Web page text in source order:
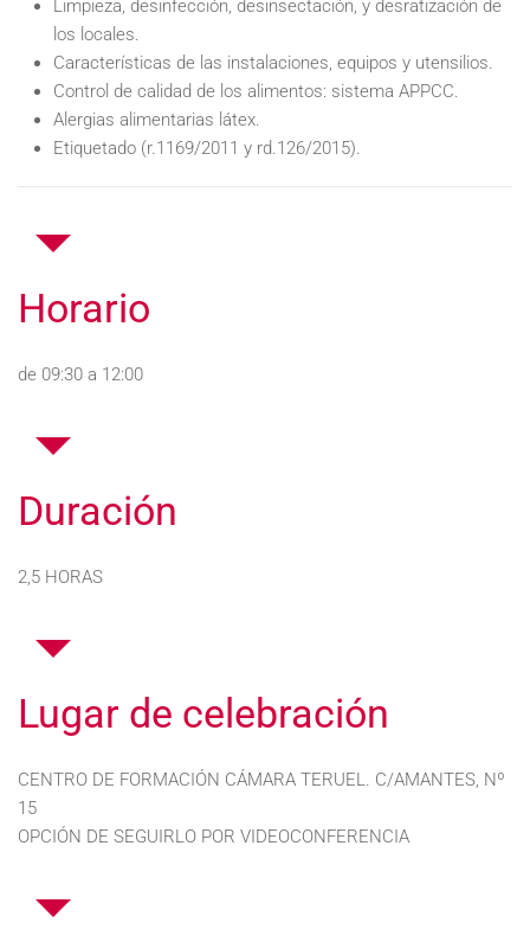
Limpieza, desinfección, desinsectación, y desratización de
los locales.
Características de las instalaciones, equipos y utensilios.
Control de calidad de los alimentos: sistema APPCC.
Alergias alimentarias látex.
Etiquetado (r.1169/2011 y rd.126/2015).
Horario
de 09:30 a 12:00
Duración
2,5 HORAS
Lugar de celebración
CENTRO DE FORMACIÓN CÁMARA TERUEL. C/AMANTES, Nº
15
OPCIÓN DE SEGUIRLO POR VIDEOCONFERENCIA